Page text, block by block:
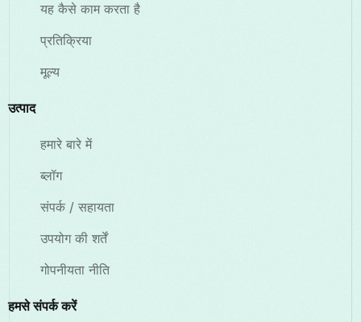
यह कैसे काम करता है
प्रतिक्रिया
मूल्य
उत्पाद
हमारे बारे में
ब्लॉग
संपर्क / सहायता
उपयोग की शर्तें
गोपनीयता नीति
हमसे संपर्क करें